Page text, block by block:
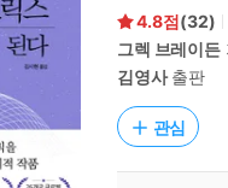
4.8
(32)
그렉 브레이든
김영사출판
관심